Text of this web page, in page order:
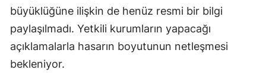
büyüklüğüne ilişkin de henüz resmi bir bilgi
paylaşılmadı. Yetkili kurumların yapacağı
açıklamalarla hasarın boyutunun netleşmesi
bekleniyor.